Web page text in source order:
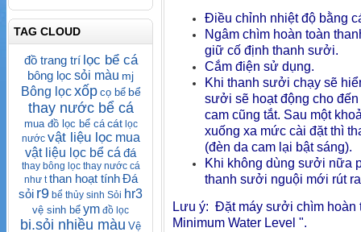
TAG CLOUD
đồ trang trí lọc bể cá
bông lọc sỏi màu mj
Bông lọc xốp cọ bể bể
thay nước bể cá
mua đồ lọc bể cá cát lọc
nước vật liệu lọc mua
vật liệu lọc bể cá đá
thay bông lọc thay nước cá
như t than hoạt tính Đá
sỏi r9 bể thủy sinh Sỏi hr3
vệ sinh bể ym đồ lọc
bi.sỏi nhiều màu Vệ
Điều chỉnh nhiệt độ bằng
Ngâm chìm hoàn toàn
giữ cố định thanh sưởi.
Cắm điện sử dụng.
Khi thanh sưởi chạy sẽ
sưởi sẽ hoạt động cho
cam cũng tắt. Sau một
xuống xa mức cài đặt thì
(đèn da cam lại bật sáng).
Khi không dùng sưởi nữa
thanh sưởi nguội mới rút
Lưu ý: Đặt máy sưởi chìm hoàn
Minimum Water Level ".